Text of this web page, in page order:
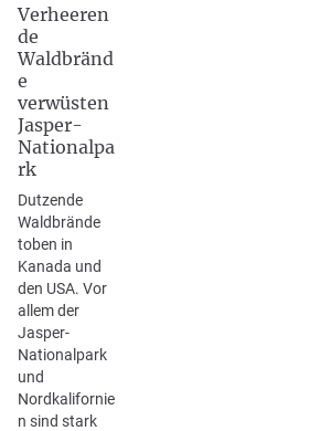
Verheeren
de
Waldbränd
e
verwüsten
Jasper-
Nationalpa
rk
Dutzende
Waldbrände
toben in
Kanada und
den USA. Vor
allem der
Jasper-
Nationalpark
und
Nordkalifornie
n sind stark